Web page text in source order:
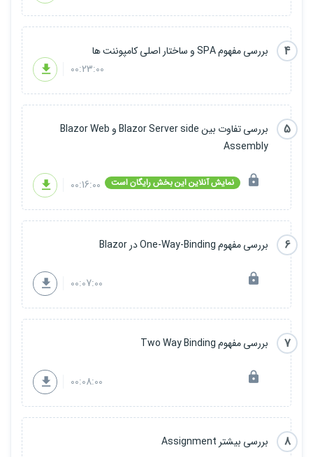
4
بررسی مفهوم SPA و ساختار اصلی کامپوننت ها
00:23:00
5
بررسی تفاوت بین Blazor Server side و Blazor Web
Assembly
نمایش آنلاین این بخش رایگان است 00:16:00
6 بررسی مفهوم One-Way-Binding در Blazor
00:07:00
7 بررسی مفهوم Two Way Binding
00:08:00
8 بررسی بیشتر Assignment